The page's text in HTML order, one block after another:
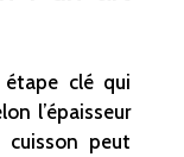
clé qui
l’épaisseur
peut